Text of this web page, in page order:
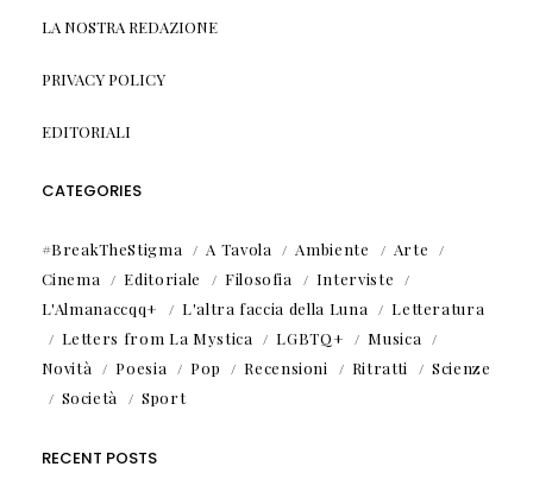
LA NOSTRA REDAZIONE
PRIVACY POLICY
EDITORIALI
CATEGORIES
#BreakTheStigma A Tavola Ambiente
Arte
Cinema
Editoriale Filosofia
Interviste
L'Almanaccqq+
L'altra faccia della Luna
Letteratura
Letters from La Mystica
LGBTQ+
Musica
Novità
Poesia Pop Recensioni Ritratti
Scienze
Società
Sport
RECENT POSTS